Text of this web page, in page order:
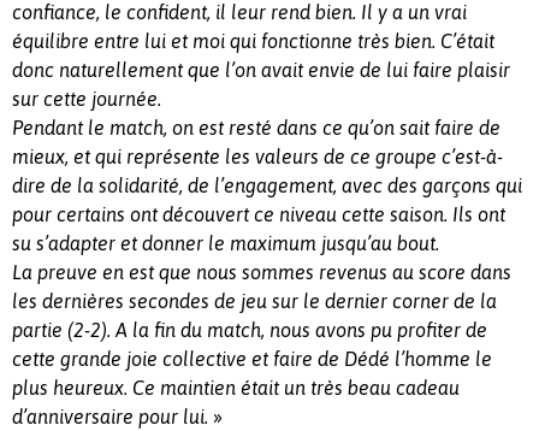
confiance, le confident, il leur rend bien. Il y a un vrai
équilibre entre lui et moi qui fonctionne très bien. C’était
donc naturellement que l’on avait envie de lui faire plaisir
sur cette journée.
Pendant le match, on est resté dans ce qu’on sait faire de
mieux, et qui représente les valeurs de ce groupe c’est-à-
dire de la solidarité, de l’engagement, avec des garçons qui
pour certains ont découvert ce niveau cette saison. Ils ont
su s’adapter et donner le maximum jusqu’au bout.
La preuve en est que nous sommes revenus au score dans
les dernières secondes de jeu sur le dernier corner de la
partie (2-2). A la fin du match, nous avons pu profiter de
cette grande joie collective et faire de Dédé l’homme le
plus heureux. Ce maintien était un très beau cadeau
d’anniversaire pour lui. »